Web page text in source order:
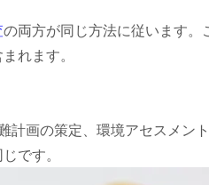
の両方が同じ方法に従います
れます。
計画の策定、環境アセスメ
です。